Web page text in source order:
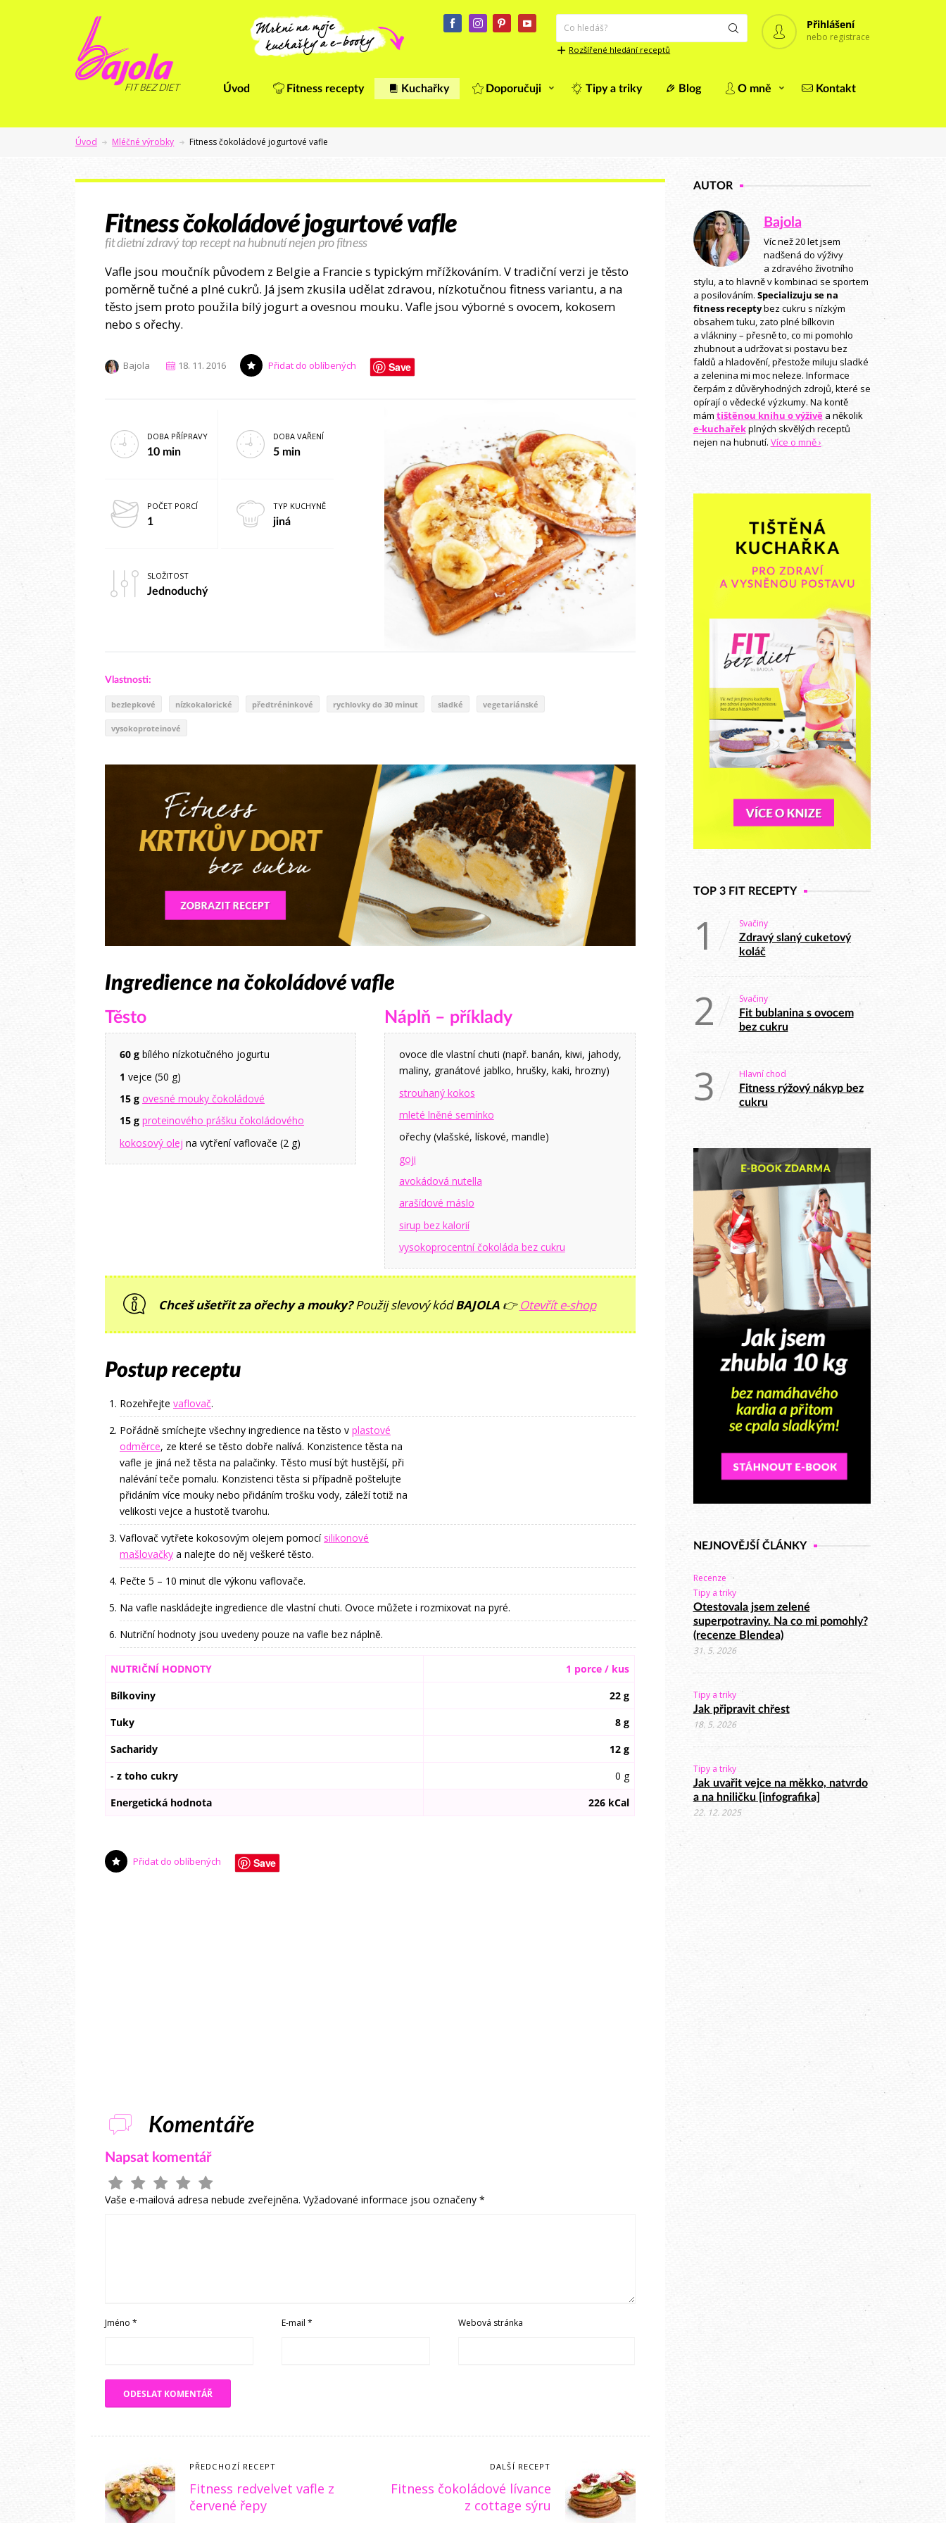
Rozšířené hledání receptů
Přihlášení
nebo registrace
Úvod Fitness recepty Kuchařky Doporučuji Tipy a triky Blog O mně Kontakt
Úvod Mléčné výrobky Fitness čokoládové jogurtové vafle
Fitness čokoládové jogurtové vafle
fit dietní zdravý top recept na hubnutí nejen pro fitness
Vafle jsou moučník původem z Belgie a Francie s typickým mřížkováním. V tradiční verzi je těsto
poměrně tučné a plné cukrů. Já jsem zkusila udělat zdravou, nízkotučnou fitness variantu, a na
těsto jsem proto použila bílý jogurt a ovesnou mouku. Vafle jsou výborné s ovocem, kokosem
nebo s ořechy.
Bajola 18. 11. 2016 Přidat do oblíbených Save
DOBA PŘÍPRAVY
10 min
DOBA VAŘENÍ
5 min
POČET PORCÍ
1
TYP KUCHYNĚ
jiná
SLOŽITOST
Jednoduchý
Vlastnosti:
bezlepkové nízkokalorické předtréninkové rychlovky do 30 minut sladké vegetariánské
vysokoproteinové
Ingredience na čokoládové vafle
Těsto
60 g bílého nízkotučného jogurtu
1 vejce (50 g)
15 g ovesné mouky čokoládové
15 g proteinového prášku čokoládového
kokosový olej na vytření vaflovače (2 g)
Náplň – příklady
ovoce dle vlastní chuti (např. banán, kiwi, jahody,
maliny, granátové jablko, hrušky, kaki, hrozny)
strouhaný kokos
mleté lněné semínko
ořechy (vlašské, lískové, mandle)
goji
avokádová nutella
arašídové máslo
sirup bez kalorií
vysokoprocentní čokoláda bez cukru
Chceš ušetřit za ořechy a mouky?Použij slevový kódBAJOLA👉Otevřít e-shop
Postup receptu
Rozehřejte vaflovač.
Pořádně smíchejte všechny ingredience na těsto v plastové
odměrce, ze které se těsto dobře nalívá. Konzistence těsta na
vafle je jiná než těsta na palačinky. Těsto musí být hustější, při
nalévání teče pomalu. Konzistenci těsta si případně poštelujte
přidáním více mouky nebo přidáním trošku vody, záleží totiž na
velikosti vejce a hustotě tvarohu.
Vaflovač vytřete kokosovým olejem pomocí silikonové
mašlovačky a nalejte do něj veškeré těsto.
Pečte 5 – 10 minut dle výkonu vaflovače.
Na vafle naskládejte ingredience dle vlastní chuti. Ovoce můžete i rozmixovat na pyré.
Nutriční hodnoty jsou uvedeny pouze na vafle bez náplně.
NUTRIČNÍ HODNOTY
1 porce / kus
Bílkoviny
22 g
Tuky
8 g
Sacharidy
12 g
- z toho cukry
0 g
Energetická hodnota
226 kCal
Přidat do oblíbených Save
Komentáře
Napsat komentář
Vaše e-mailová adresa nebude zveřejněna. Vyžadované informace jsou označeny *
Jméno * E-mail* Webová stránka
PŘEDCHOZÍ RECEPT
Fitness redvelvet vafle z
červené řepy
DALŠÍ RECEPT
Fitness čokoládové lívance
z cottage sýru
AUTOR
Bajola
Víc než 20 let jsem
nadšená do výživy
a zdravého životního
stylu, a to hlavně v kombinaci se sportem
a posilováním. Specializuju se na
fitness receptybez cukru s nízkým
obsahem tuku, zato plné bílkovin
a vlákniny – přesně to, co mi pomohlo
zhubnout a udržovat si postavu bez
faldů a hladovění, přestože miluju sladké
a zelenina mi moc neleze. Informace
čerpám z důvěryhodných zdrojů, které se
opírají o vědecké výzkumy. Na kontě
mám tištěnou knihu o výživěa několik
e-kuchařekplných skvělých receptů
nejen na hubnutí. Více o mně ›
TOP 3 FIT RECEPTY
1 Svačiny
Zdravý slaný cuketový
koláč
2 Svačiny
Fit bublanina s ovocem
bez cukru
3 Hlavní chod
Fitness rýžový nákyp bez
cukru
NEJNOVĚJŠÍ ČLÁNKY
Recenze
Tipy a triky
Otestovala jsem zelené
superpotraviny. Na co mi pomohly?
(recenze Blendea)
31. 5. 2026
Tipy a triky
Jak připravit chřest
18. 5. 2026
Tipy a triky
Jak uvařit vejce na měkko, natvrdo
a na hniličku [infografika]
22. 12. 2025